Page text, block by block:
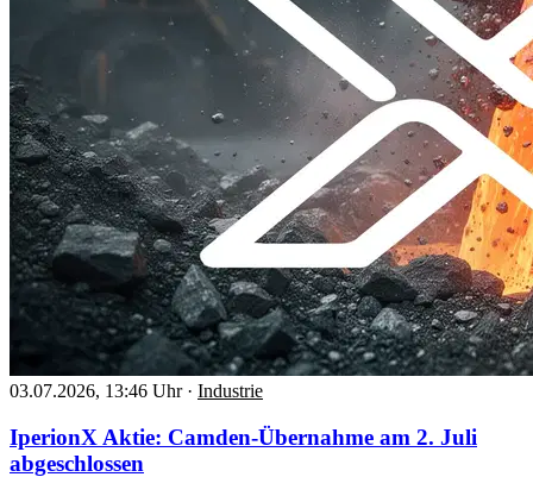
03.07.2026, 13:46 Uhr · Industrie
IperionX Aktie: Camden-Übernahme am 2. Juli
abgeschlossen